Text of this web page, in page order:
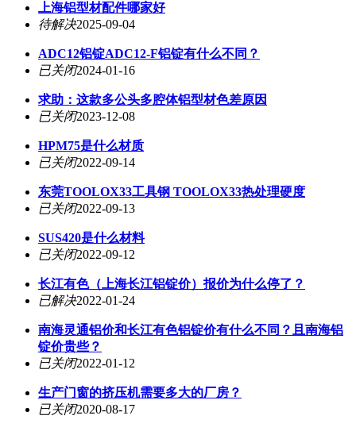
上海铝型材配件哪家好
待解决2025-09-04
ADC12铝锭ADC12-F铝锭有什么不同？
已关闭2024-01-16
求助：这款多公头多腔体铝型材色差原因
已关闭2023-12-08
HPM75是什么材质
已关闭2022-09-14
东莞TOOLOX33工具钢 TOOLOX33热处理硬度
已关闭2022-09-13
SUS420是什么材料
已关闭2022-09-12
长江有色（上海长江铝锭价）报价为什么停了？
已解决2022-01-24
南海灵通铝价和长江有色铝锭价有什么不同？且南海铝
锭价贵些？
已关闭2022-01-12
生产门窗的挤压机需要多大的厂房？
已关闭2020-08-17